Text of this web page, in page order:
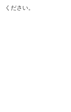
ください。